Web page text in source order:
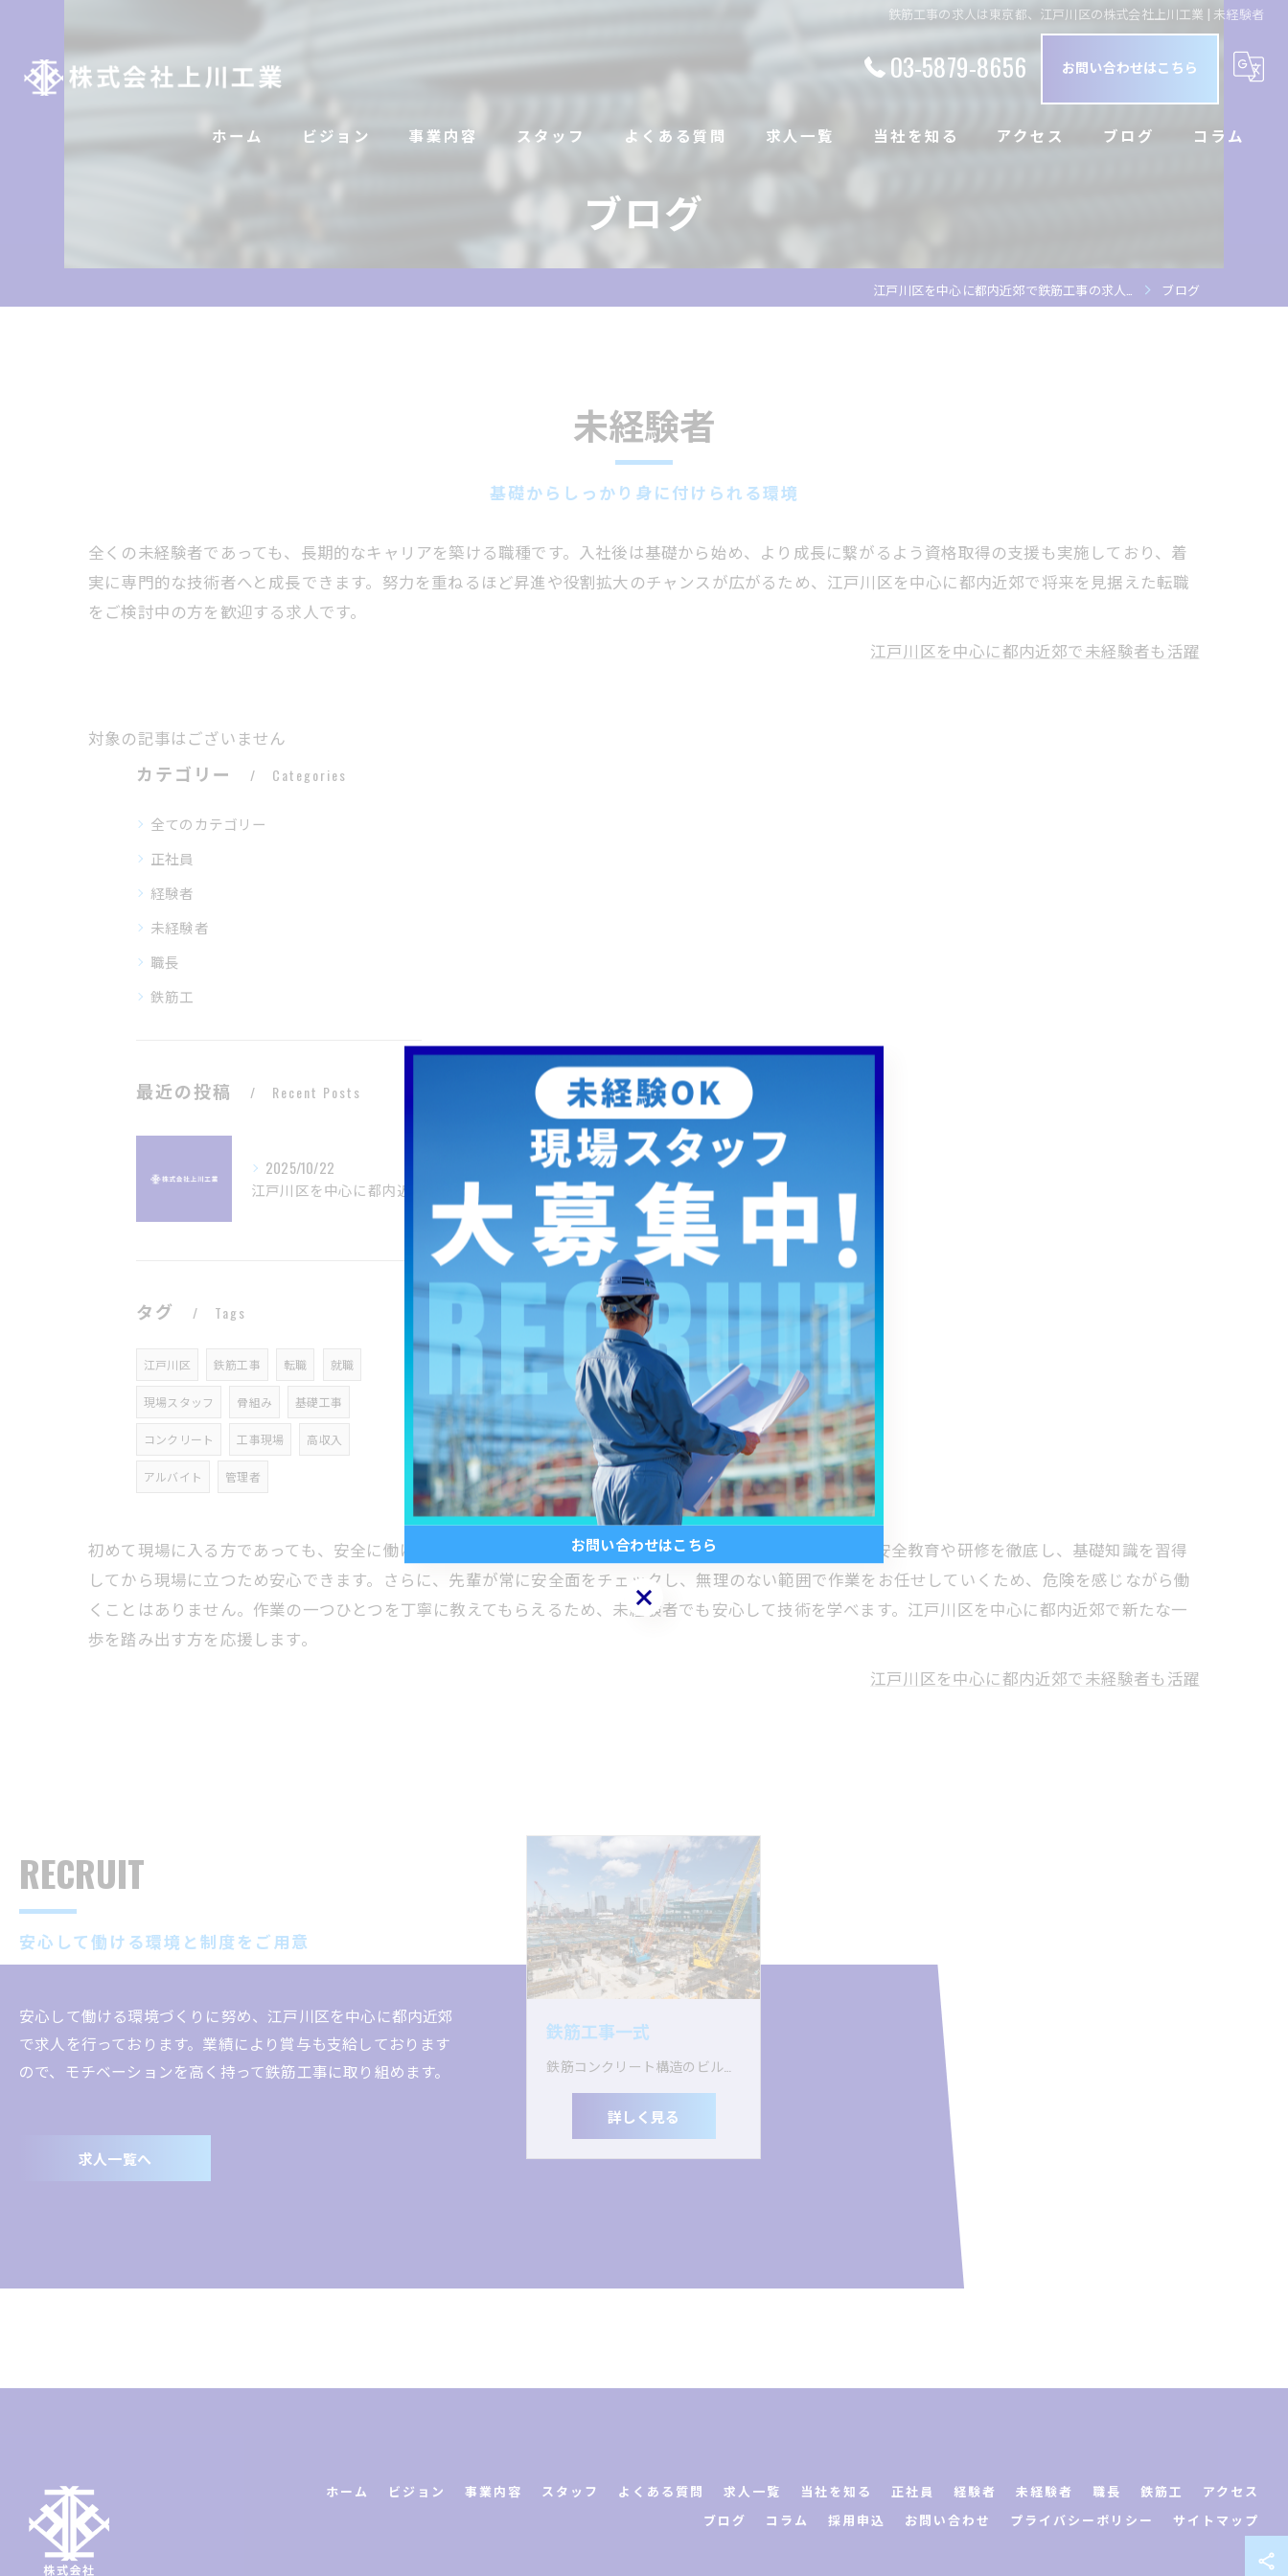
鉄筋工事の求人は東京都、江戸川区の株式会社上川工業 | 未経験者
03-5879-8656 お問い合わせはこちら
ホーム ビジョン 事業内容 スタッフ よくある質問 求人一覧 当社を知る
未経験者
アクセス ブログ コラム
ブログ
江戸川区を中心に都内近郊で鉄筋工事の求人… ブログ
未経験者
基礎からしっかり身に付けられる環境
全くの未経験者であっても、長期的なキャリアを築ける職種です。入社後は基礎から始め、より成長に繋がるよう資格取得の支援も実施しており、着
実に専門的な技術者へと成長できます。努力を重ねるほど昇進や役割拡大のチャンスが広がるため、江戸川区を中心に都内近郊で将来を見据えた転職
をご検討中の方を歓迎する求人です。
江戸川区を中心に都内近郊で未経験者も活躍
対象の記事はございません
カテゴリー Categories
全てのカテゴリー
正社員
経験者
未経験者
職長
鉄筋工
最近の投稿 Recent Posts
2025/10/22
タグ Tags
江戸川区 鉄筋工事 転職 就職
現場スタッフ 骨組み 基礎工事
コンクリート 工事現場 高収入
アルバイト 管理者
初めて現場に入る方であっても、安全に働けるような環境を用意しています。鉄筋工事を扱う職場として、安全教育や研修を徹底し、基礎知識を習得
してから現場に立つため安心できます。さらに、先輩が常に安全面をチェックし、無理のない範囲で作業をお任せしていくため、危険を感じながら働
くことはありません。作業の一つひとつを丁寧に教えてもらえるため、未経験者でも安心して技術を学べます。江戸川区を中心に都内近郊で新たな一
歩を踏み出す方を応援します。
江戸川区を中心に都内近郊で未経験者も活躍
安心して働ける環境と制度をご用意
RECRUIT
安心して働ける環境づくりに努め、江戸川区を中心に都内近郊
で求人を行っております。業績により賞与も支給しております
ので、モチベーションを高く持って鉄筋工事に取り組めます。
鉄筋工事一式
詳しく見る
求人一覧へ
ホーム ビジョン 事業内容 スタッフ よくある質問 求人一覧 当社を知る 正社員 経験者 未経験者 職長 鉄筋工
アクセス
ブログ
コラム 採用申込 お問い合わせ プライバシーポリシー サイトマップ
お問い合わせはこちら
お問い合わせはこちら